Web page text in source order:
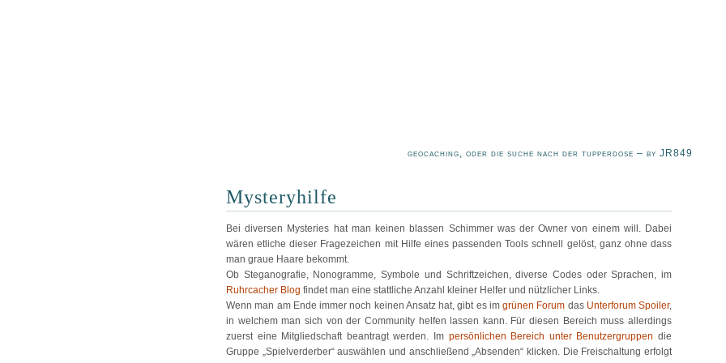
geocaching, oder die suche nach der tupperdose – by JR849
Mysteryhilfe
Bei diversen Mysteries hat man keinen blassen Schimmer was der Owner von einem will. Dabei
wären etliche dieser Fragezeichen mit Hilfe eines passenden Tools schnell gelöst, ganz ohne dass
man graue Haare bekommt.
Ob Steganografie, Nonogramme, Symbole und Schriftzeichen, diverse Codes oder Sprachen, im
Ruhrcacher Blog findet man eine stattliche Anzahl kleiner Helfer und nützlicher Links.
Wenn man am Ende immer noch keinen Ansatz hat, gibt es im grünen Forum das Unterforum Spoiler,
in welchem man sich von der Community helfen lassen kann. Für diesen Bereich muss allerdings
zuerst eine Mitgliedschaft beantragt werden. Im persönlichen Bereich unter Benutzergruppen die
Gruppe „Spielverderber“ auswählen und anschließend „Absenden“ klicken. Die Freischaltung erfolgt